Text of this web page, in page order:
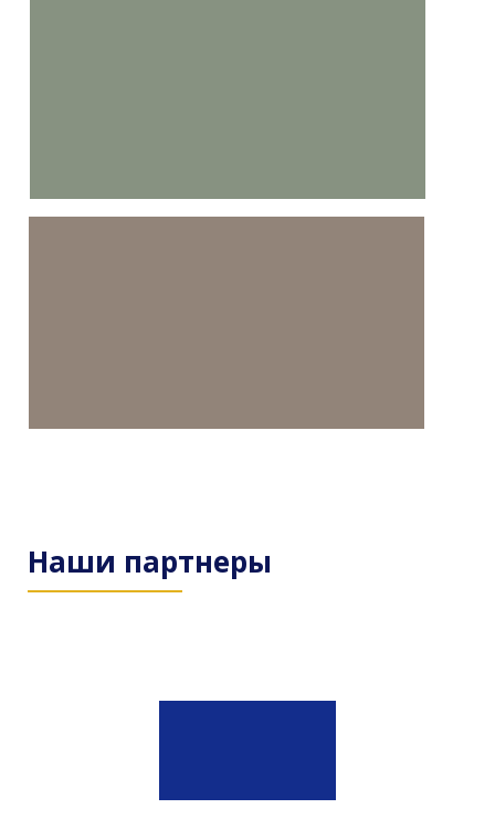
Наши партнеры